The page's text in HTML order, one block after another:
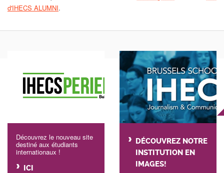
d'IHECS ALUMNI.
Découvrez le nouveau site
destiné aux étudiants
internationaux !
ICI
DÉCOUVREZ NOTRE
INSTITUTION EN
IMAGES!